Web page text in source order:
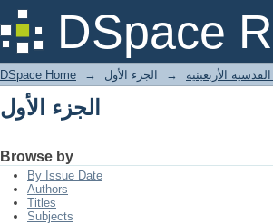
DSpaceالجزء الأول
DSpace Home → الأربعينية → الجزء الأول
الجزء الأول
Browse by
By Issue Date
Authors
Titles
Subjects